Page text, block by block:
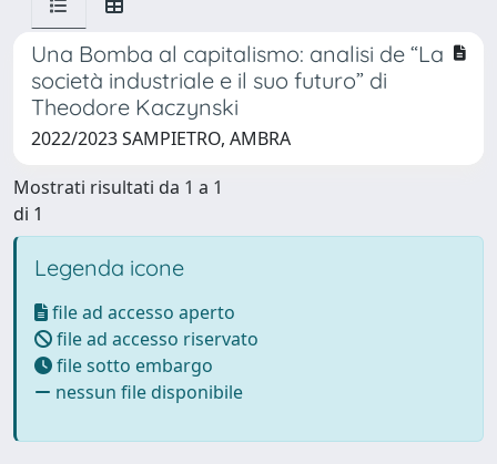
Una Bomba al capitalismo: analisi de “La
società industriale e il suo futuro” di
Theodore Kaczynski
2022/2023 SAMPIETRO, AMBRA
Mostrati risultati da 1 a 1
di 1
Legenda icone
file ad accesso aperto
file ad accesso riservato
file sotto embargo
nessun file disponibile